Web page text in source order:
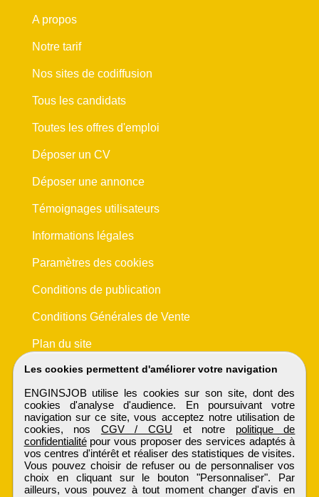
Les cookies permettent d'améliorer votre navigation
ENGINSJOB utilise les cookies sur son site, dont des
cookies d'analyse d'audience. En poursuivant votre
navigation sur ce site, vous acceptez notre utilisation de
cookies, nos CGV / CGU et notre politique de
confidentialitépour vous proposer des services adaptés à
vos centres d'intérêt et réaliser des statistiques de visites.
Vous pouvez choisir de refuser ou de personnaliser vos
choix en cliquant sur le bouton "Personnaliser". Par
ailleurs, vous pouvez à tout moment changer d'avis en
A propos
Notre tarif
Nos sites de codiffusion
Tous les candidats
Toutes les offres d'emploi
Déposer un CV
Déposer une annonce
Témoignages utilisateurs
Informations légales
Paramètres des cookies
Conditions de publication
Conditions Générales de Vente
Plan du site